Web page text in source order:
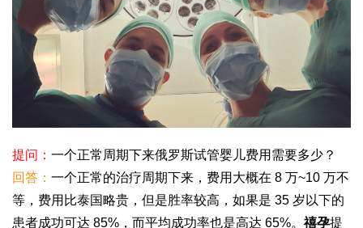
提问： 一个正常周期下来俄罗斯试管婴儿费用需要多少？
回答： 一个正常的治疗周期下来，费用大概在 8 万~10 万不
等，费用比泰国略贵，但是胜率较高，如果是 35 岁以下的
患者成功可达 85%，而平均成功率也是高达 65%。 禧孕提